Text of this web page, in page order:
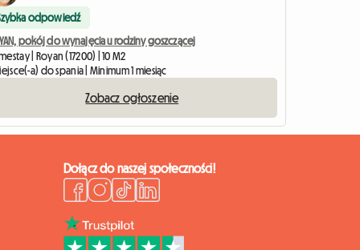
odpowiedź
pokój do wynajęcia u rodziny goszczącej
| Royan (17200) | 10 M2
a) do spania | Minimum 1 miesiąc
Zobacz ogłoszenie
Dołącz do naszej społeczności!